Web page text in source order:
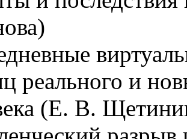
реального и
(Е. В.